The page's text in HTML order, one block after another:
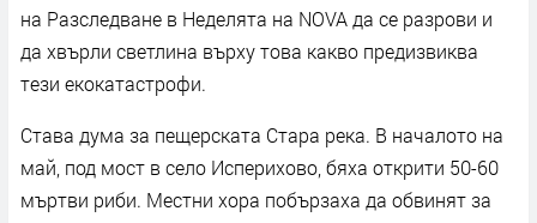
на Разследване в Неделята на NOVA да се разрови и
да хвърли светлина върху това какво предизвиква
тези екокатастрофи.
Става дума за пещерската Стара река. В началото на
май, под мост в село Исперихово, бяха открити 50-60
мъртви риби. Местни хора побързаха да обвинят за